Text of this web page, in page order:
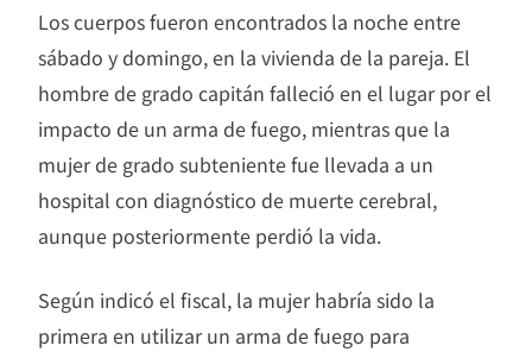
Los cuerpos fueron encontrados la noche entre
sábado y domingo, en la vivienda de la pareja. El
hombre de grado capitán falleció en el lugar por el
impacto de un arma de fuego, mientras que la
mujer de grado subteniente fue llevada a un
hospital con diagnóstico de muerte cerebral,
aunque posteriormente perdió la vida.
Según indicó el fiscal, la mujer habría sido la
primera en utilizar un arma de fuego para